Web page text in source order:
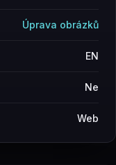
Úprava obrázků
EN
Ne
Web